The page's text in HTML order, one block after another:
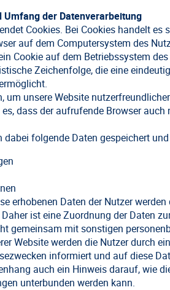
Umfang der Datenverarbeitung
Cookies. Bei Cookies handelt
auf dem Computersystem des
Cookie auf dem Betriebssystem
Zeichenfolge, die eine
um unsere Website
dass der aufrufende Browser
dabei folgende Daten gespeichert
erhobenen Daten der Nutzer
ist eine Zuordnung der Daten
gemeinsam mit sonstigen
Website werden die Nutzer durch
informiert und auf diese
auch ein Hinweis darauf, wie
unterbunden werden kann.